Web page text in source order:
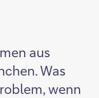
aus
Was
wenn